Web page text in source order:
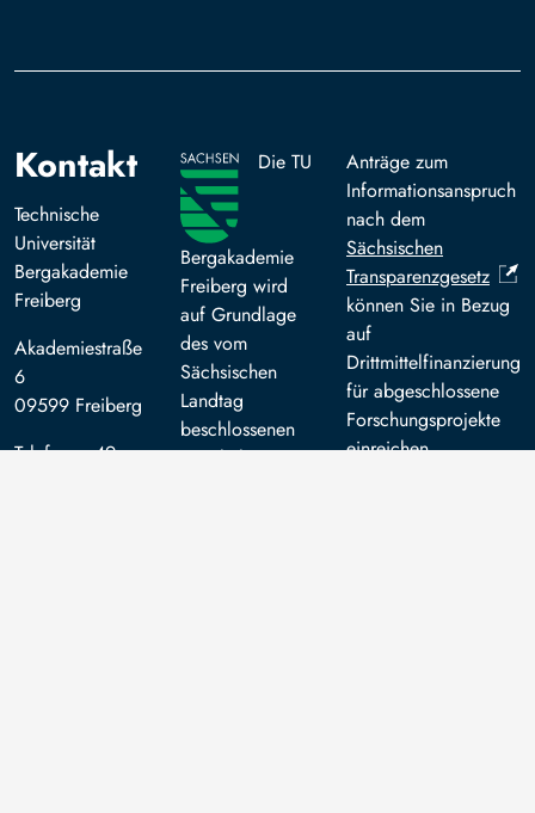
Kontakt
Technische
Universität
Bergakademie
Freiberg
Akademiestraße
6
09599 Freiberg
Telefon: +49
Die TU
Bergakademie
Freiberg wird
auf Grundlage
des vom
Sächsischen
Landtag
beschlossenen
Haushalts aus
Anträge zum
Informationsanspruch
nach dem
Sächsischen
Transparenzgesetz
können Sie in Bezug
auf
Drittmittelfinanzierung
für abgeschlossene
Forschungsprojekte
einreichen.